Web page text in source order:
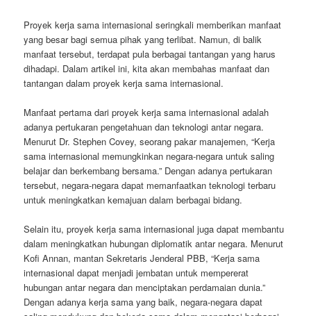
Proyek kerja sama internasional seringkali memberikan manfaat
yang besar bagi semua pihak yang terlibat. Namun, di balik
manfaat tersebut, terdapat pula berbagai tantangan yang harus
dihadapi. Dalam artikel ini, kita akan membahas manfaat dan
tantangan dalam proyek kerja sama internasional.
Manfaat pertama dari proyek kerja sama internasional adalah
adanya pertukaran pengetahuan dan teknologi antar negara.
Menurut Dr. Stephen Covey, seorang pakar manajemen, “Kerja
sama internasional memungkinkan negara-negara untuk saling
belajar dan berkembang bersama.” Dengan adanya pertukaran
tersebut, negara-negara dapat memanfaatkan teknologi terbaru
untuk meningkatkan kemajuan dalam berbagai bidang.
Selain itu, proyek kerja sama internasional juga dapat membantu
dalam meningkatkan hubungan diplomatik antar negara. Menurut
Kofi Annan, mantan Sekretaris Jenderal PBB, “Kerja sama
internasional dapat menjadi jembatan untuk mempererat
hubungan antar negara dan menciptakan perdamaian dunia.”
Dengan adanya kerja sama yang baik, negara-negara dapat